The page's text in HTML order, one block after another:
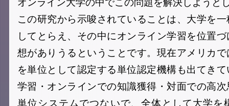
この研究から示唆されていることは、大学を
してとらえ、その中にオンライン学習を位置
想がありうるということです。現在アメリカ
を単位として認定する単位認定機構も出てき
学習・オンラインでの知識獲得・対面での高
単位システムでつないで、全体として大学を